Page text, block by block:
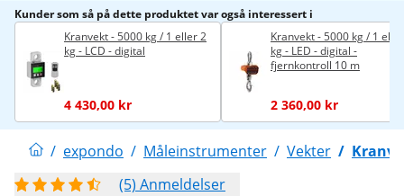
Kunder som så på dette produktet var også interessert i
Kranvekt - 5000 kg / 1 eller 2
kg - LCD - digital
4 430,00 kr
Kranvekt - 5000 kg / 1
kg - LED - digital -
fjernkontroll 10 m
2 360,00 kr
/ expondo / Måleinstrumenter / Vekter /
(5) Anmeldelser